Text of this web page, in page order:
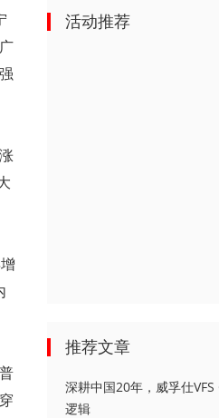
活动推荐
推荐文章
深耕中国20年，威孚仕
逻辑